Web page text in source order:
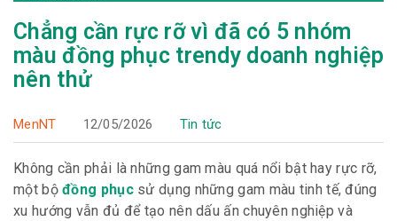
Chẳng cần rực rỡ vì đã có 5 nhóm
màu đồng phục trendy doanh nghiệp
nên thử
MenNT 12/05/2026 Tin tức
Không cần phải là những gam màu quá nổi bật hay rực rỡ,
một bộđồng phụcsử dụng những gam màu tinh tế, đúng
xu hướng vẫn đủ để tạo nên dấu ấn chuyên nghiệp và